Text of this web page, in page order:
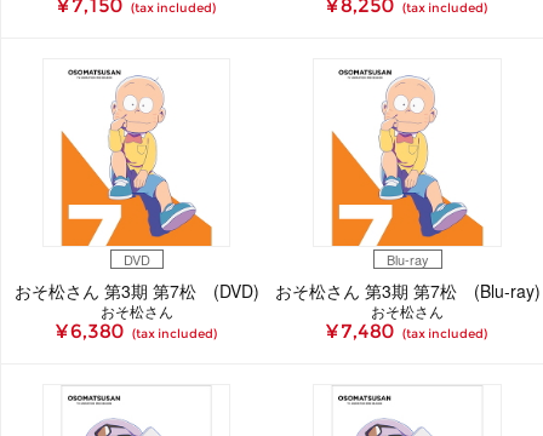
¥ 7,150 (tax included) ¥ 8,250 (tax included)
DVD
おそ松さん 第3期 第7松 (DVD)
おそ松さん
¥ 6,380 (tax included)
Blu-ray
おそ松さん 第3期 第7松 (Blu-ray)
おそ松さん
¥ 7,480 (tax included)